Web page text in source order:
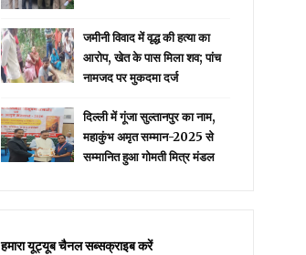
जमीनी विवाद में वृद्ध की हत्या का
आरोप, खेत के पास मिला शव; पांच
नामजद पर मुकदमा दर्ज
दिल्ली में गूंजा सुल्तानपुर का नाम,
महाकुंभ अमृत सम्मान-2025 से
सम्मानित हुआ गोमती मित्र मंडल
हमारा यूट्यूब चैनल सब्सक्राइब करें